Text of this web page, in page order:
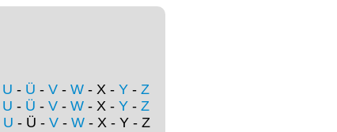
U - Ü - V - W - X - Y - Z
U - Ü - V - W - X - Y - Z
U - Ü - V- W- X - Y - Z